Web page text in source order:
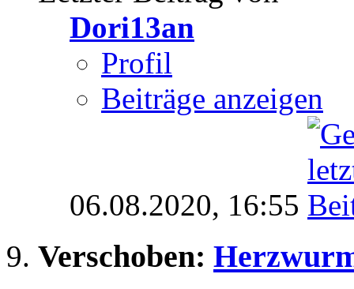
Dori13an
Profil
Beiträge anzeigen
06.08.2020, 16:55
Verschoben: